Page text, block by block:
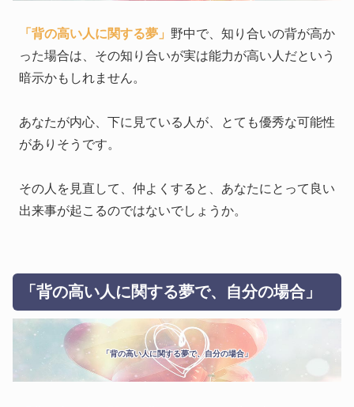
「背の高い人に関する夢」 野中で、知り合いの背が高か
った場合は、その知り合いが実は能力が高い人だという
暗示かもしれません。
あなたが内心、下に見ている人が、とても優秀な可能性
がありそうです。
その人を見直して、仲よくすると、あなたにとって良い
出来事が起こるのではないでしょうか。
「背の高い人に関する夢で、自分の場合」
「背の高い人に関する夢で、自分の場合」